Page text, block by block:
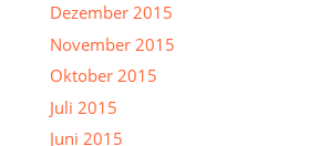
Dezember 2015
November 2015
Oktober 2015
Juli 2015
Juni 2015